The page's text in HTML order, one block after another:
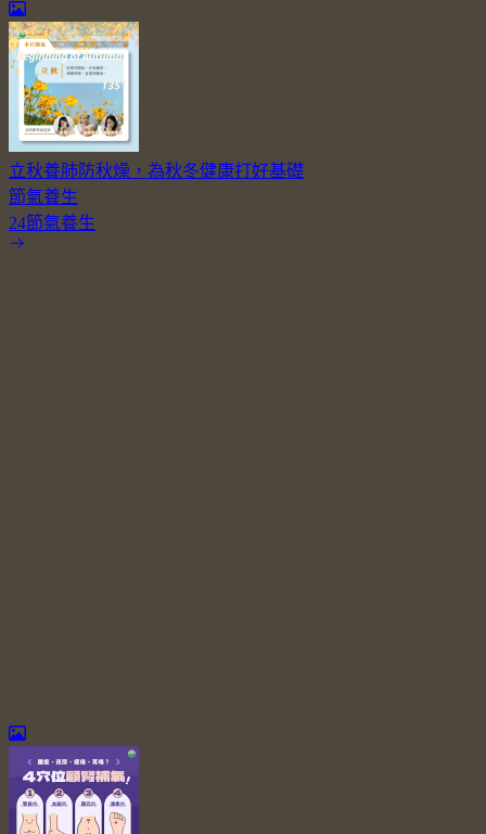
立秋養肺防秋燥，為秋冬健康打好基礎
節氣養生
24節氣養生